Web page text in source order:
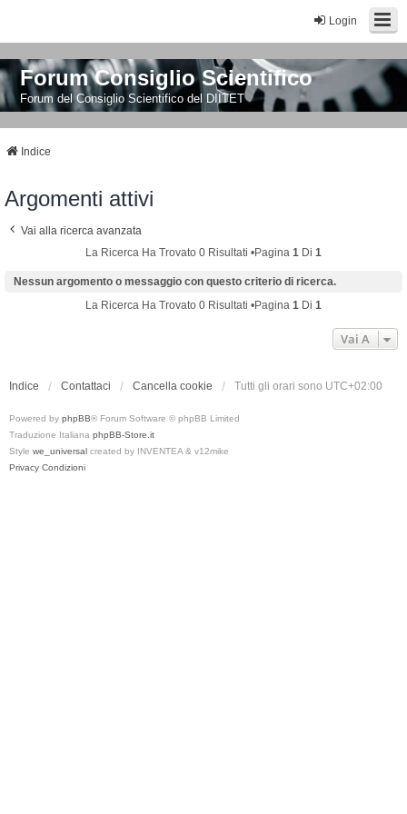
Login
Forum Consiglio Scientifico
Forum del Consiglio Scientifico del DIITET
Indice
Argomenti attivi
Vai alla ricerca avanzata
La Ricerca Ha Trovato 0 Risultati •Pagina 1 Di 1
Nessun argomento o messaggio con questo criterio di ricerca.
La Ricerca Ha Trovato 0 Risultati •Pagina 1 Di 1
Vai A
Indice Contattaci Cancella cookie Tutti gli orari sono UTC+02:00
Powered by phpBB® Forum Software © phpBB Limited
Traduzione Italiana phpBB-Store.it
Style we_universal created by INVENTEA & v12mike
Privacy Condizioni